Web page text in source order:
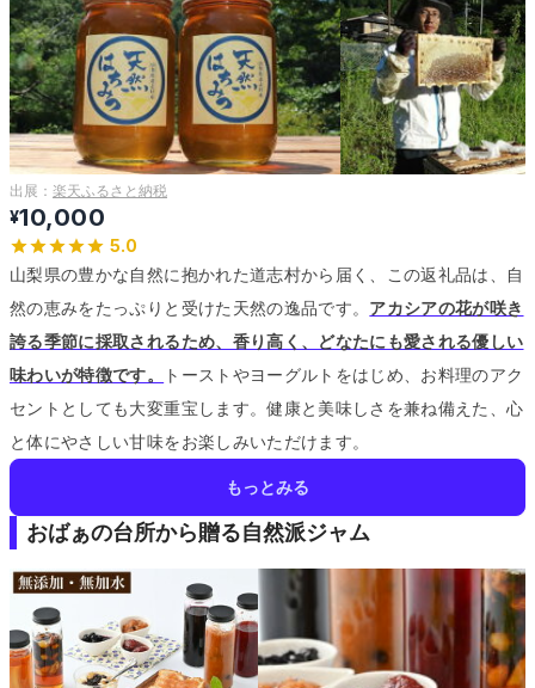
出展： 楽天ふるさと納税
¥10,000
5.0
山梨県の豊かな自然に抱かれた道志村から届く、この返礼品は、自
然の恵みをたっぷりと受けた天然の逸品です。 アカシアの花が咲き
誇る季節に採取されるため、香り高く、どなたにも愛される優しい
味わいが特徴です。
トーストやヨーグルトをはじめ、お料理のアク
セントとしても大変重宝します。健康と美味しさを兼ね備えた、心
と体にやさしい甘味をお楽しみいただけます。
もっとみる
おばぁの台所から贈る自然派ジャム